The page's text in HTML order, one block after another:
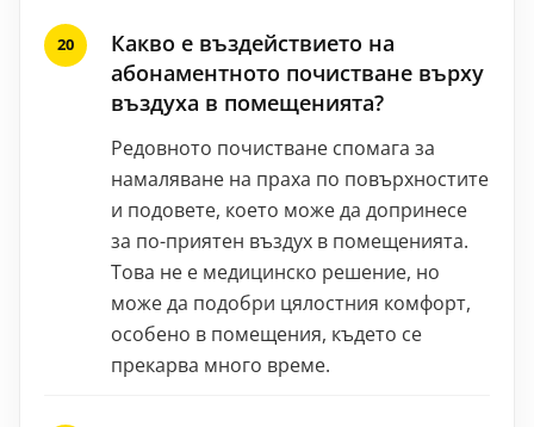
Какво е въздействието на
абонаментното почистване върху
въздуха в помещенията?
Редовното почистване спомага за
намаляване на праха по повърхностите
и подовете, което може да допринесе
за по-приятен въздух в помещенията.
Това не е медицинско решение, но
може да подобри цялостния комфорт,
особено в помещения, където се
прекарва много време.